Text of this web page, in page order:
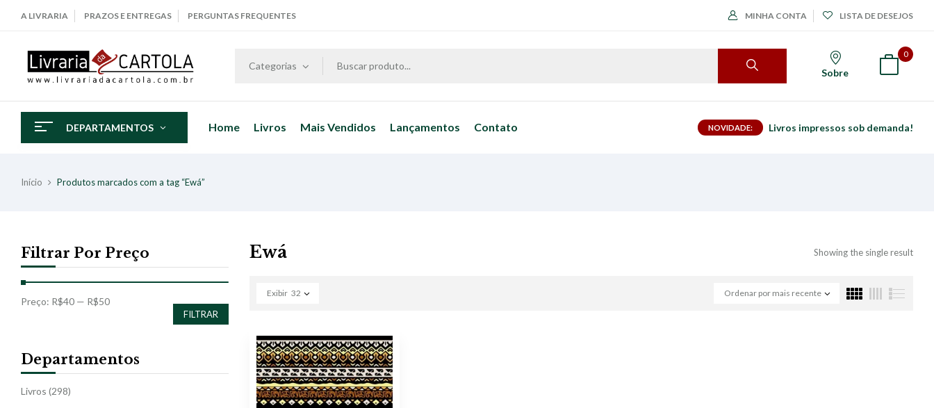
A LIVRARIA PRAZOS E ENTREGAS PERGUNTAS FREQUENTES MINHA CONTA LISTA DE DESEJOS
Categorias
Sobre
0
DEPARTAMENTOS Home Livros Mais Vendidos Lançamentos Contato NOVIDADE: Livros impressos sob demanda!
Início Produtos marcados com a tag “Ewá”
Filtrar Por Preço
FILTRAR
Preço: R$40 — R$50
Departamentos
Livros (298)
Ewá Showing the single result
Ordenar por mais recente
Exibir 32